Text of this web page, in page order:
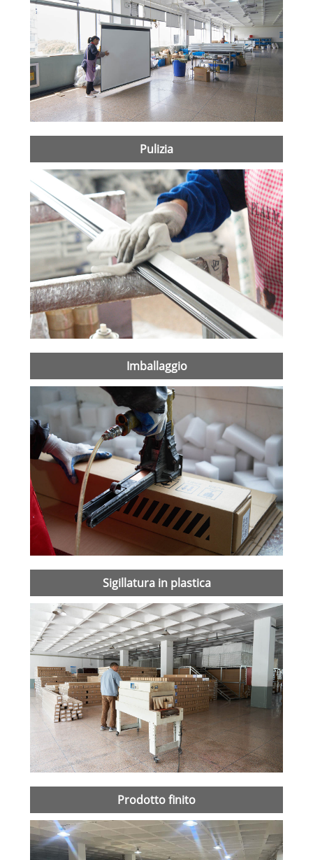
Pulizia
Imballaggio
Sigillatura in plastica
Prodotto finito